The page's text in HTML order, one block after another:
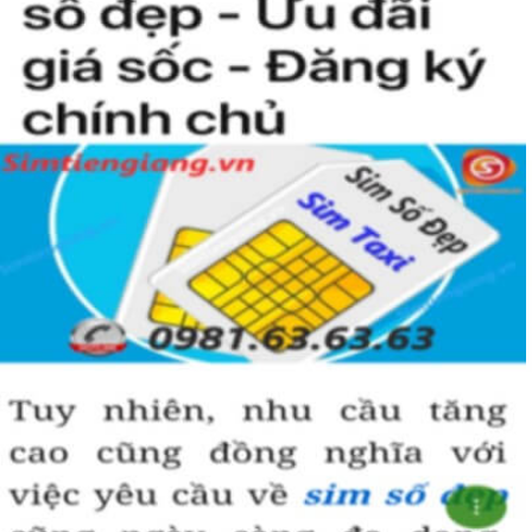
Simtiengiang.vn.
Sim Tiền Giang là đơn vị cung cấp sim số đẹp lục quý 9, sim giá rẻ
uy tín chất lượng.
Chọn mua sim số đẹp thường mất nhiều thời gian ở khoản lựa số,
một số phải vừa đẹp, vừa tốt về phong thủy thì mới là sim hoàn
hảo. Vậy phải làm sao?
- Cách nhanh nhất để chọn mua được sim lục quý 9 là bạn vào
trang chủ của Sim Tiền Giang, chọn mục “Sim giảm giá “ ở ngay
đầu trang chủ. Đây là danh sách sim được đại lý giảm giá vì một số
lý do nên bạn có thể chọn mua được số đẹp lại có giá cực rẻ nữa.
Ngoài ra quý khách chưa ưng ý về sim luc quy 9 có cũng thể tham
khảo thêm Sim Vinaphone,Sim Gmobile, Sim Lục Quý,Sim Năm
Sinh..